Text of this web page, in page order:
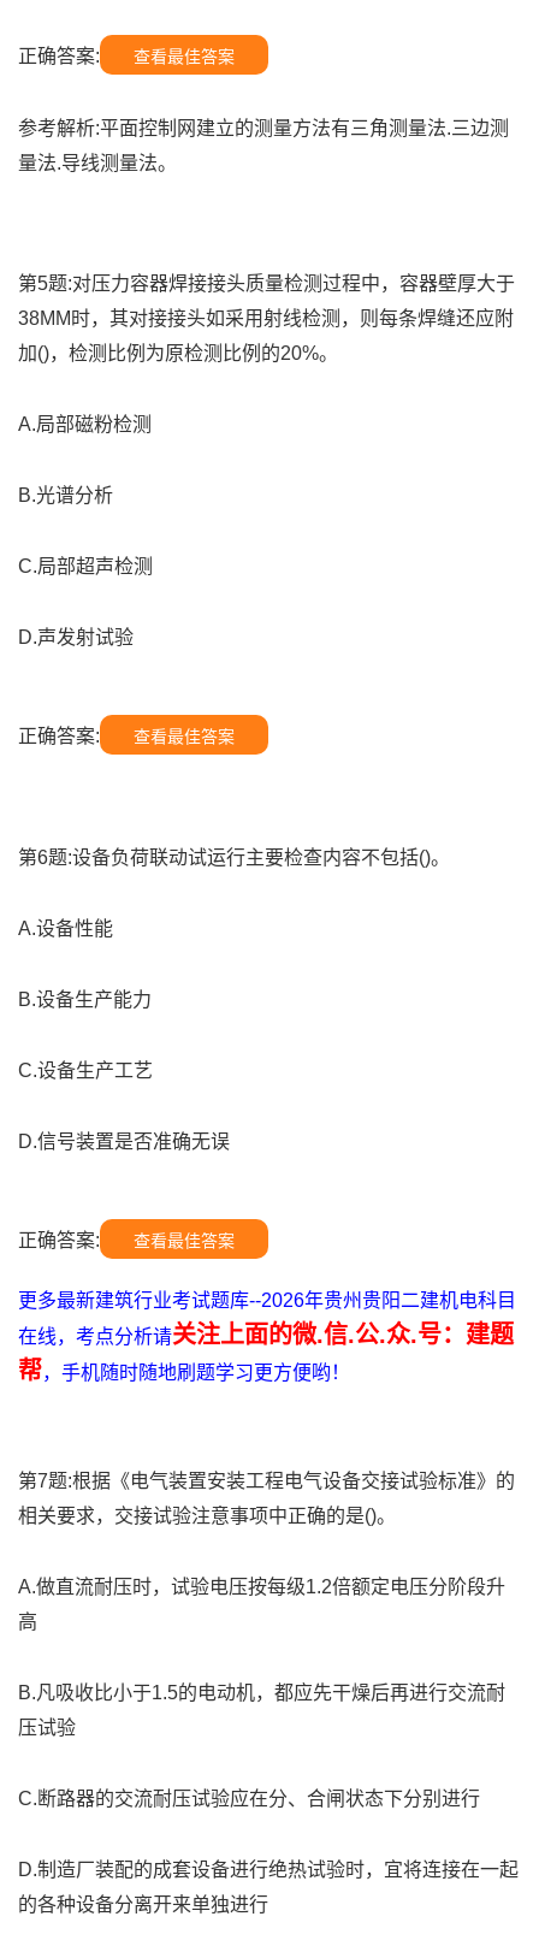
正确答案: 查看最佳答案
参考解析:平面控制网建立的测量方法有三角测量法.三边测
量法.导线测量法。
第5题:对压力容器焊接接头质量检测过程中，容器壁厚大于
38MM时，其对接接头如采用射线检测，则每条焊缝还应附
加()，检测比例为原检测比例的20%。
A.局部磁粉检测
B.光谱分析
C.局部超声检测
D.声发射试验
正确答案: 查看最佳答案
第6题:设备负荷联动试运行主要检查内容不包括()。
A.设备性能
B.设备生产能力
C.设备生产工艺
D.信号装置是否准确无误
正确答案: 查看最佳答案
更多最新建筑行业考试题库--2026年贵州贵阳二建机电科目
在线，考点分析请关注上面的微.信.公.众.号：建题
帮，手机随时随地刷题学习更方便哟！
第7题:根据《电气装置安装工程电气设备交接试验标准》的
相关要求，交接试验注意事项中正确的是()。
A.做直流耐压时，试验电压按每级1.2倍额定电压分阶段升
高
B.凡吸收比小于1.5的电动机，都应先干燥后再进行交流耐
压试验
C.断路器的交流耐压试验应在分、合闸状态下分别进行
D.制造厂装配的成套设备进行绝热试验时，宜将连接在一起
的各种设备分离开来单独进行